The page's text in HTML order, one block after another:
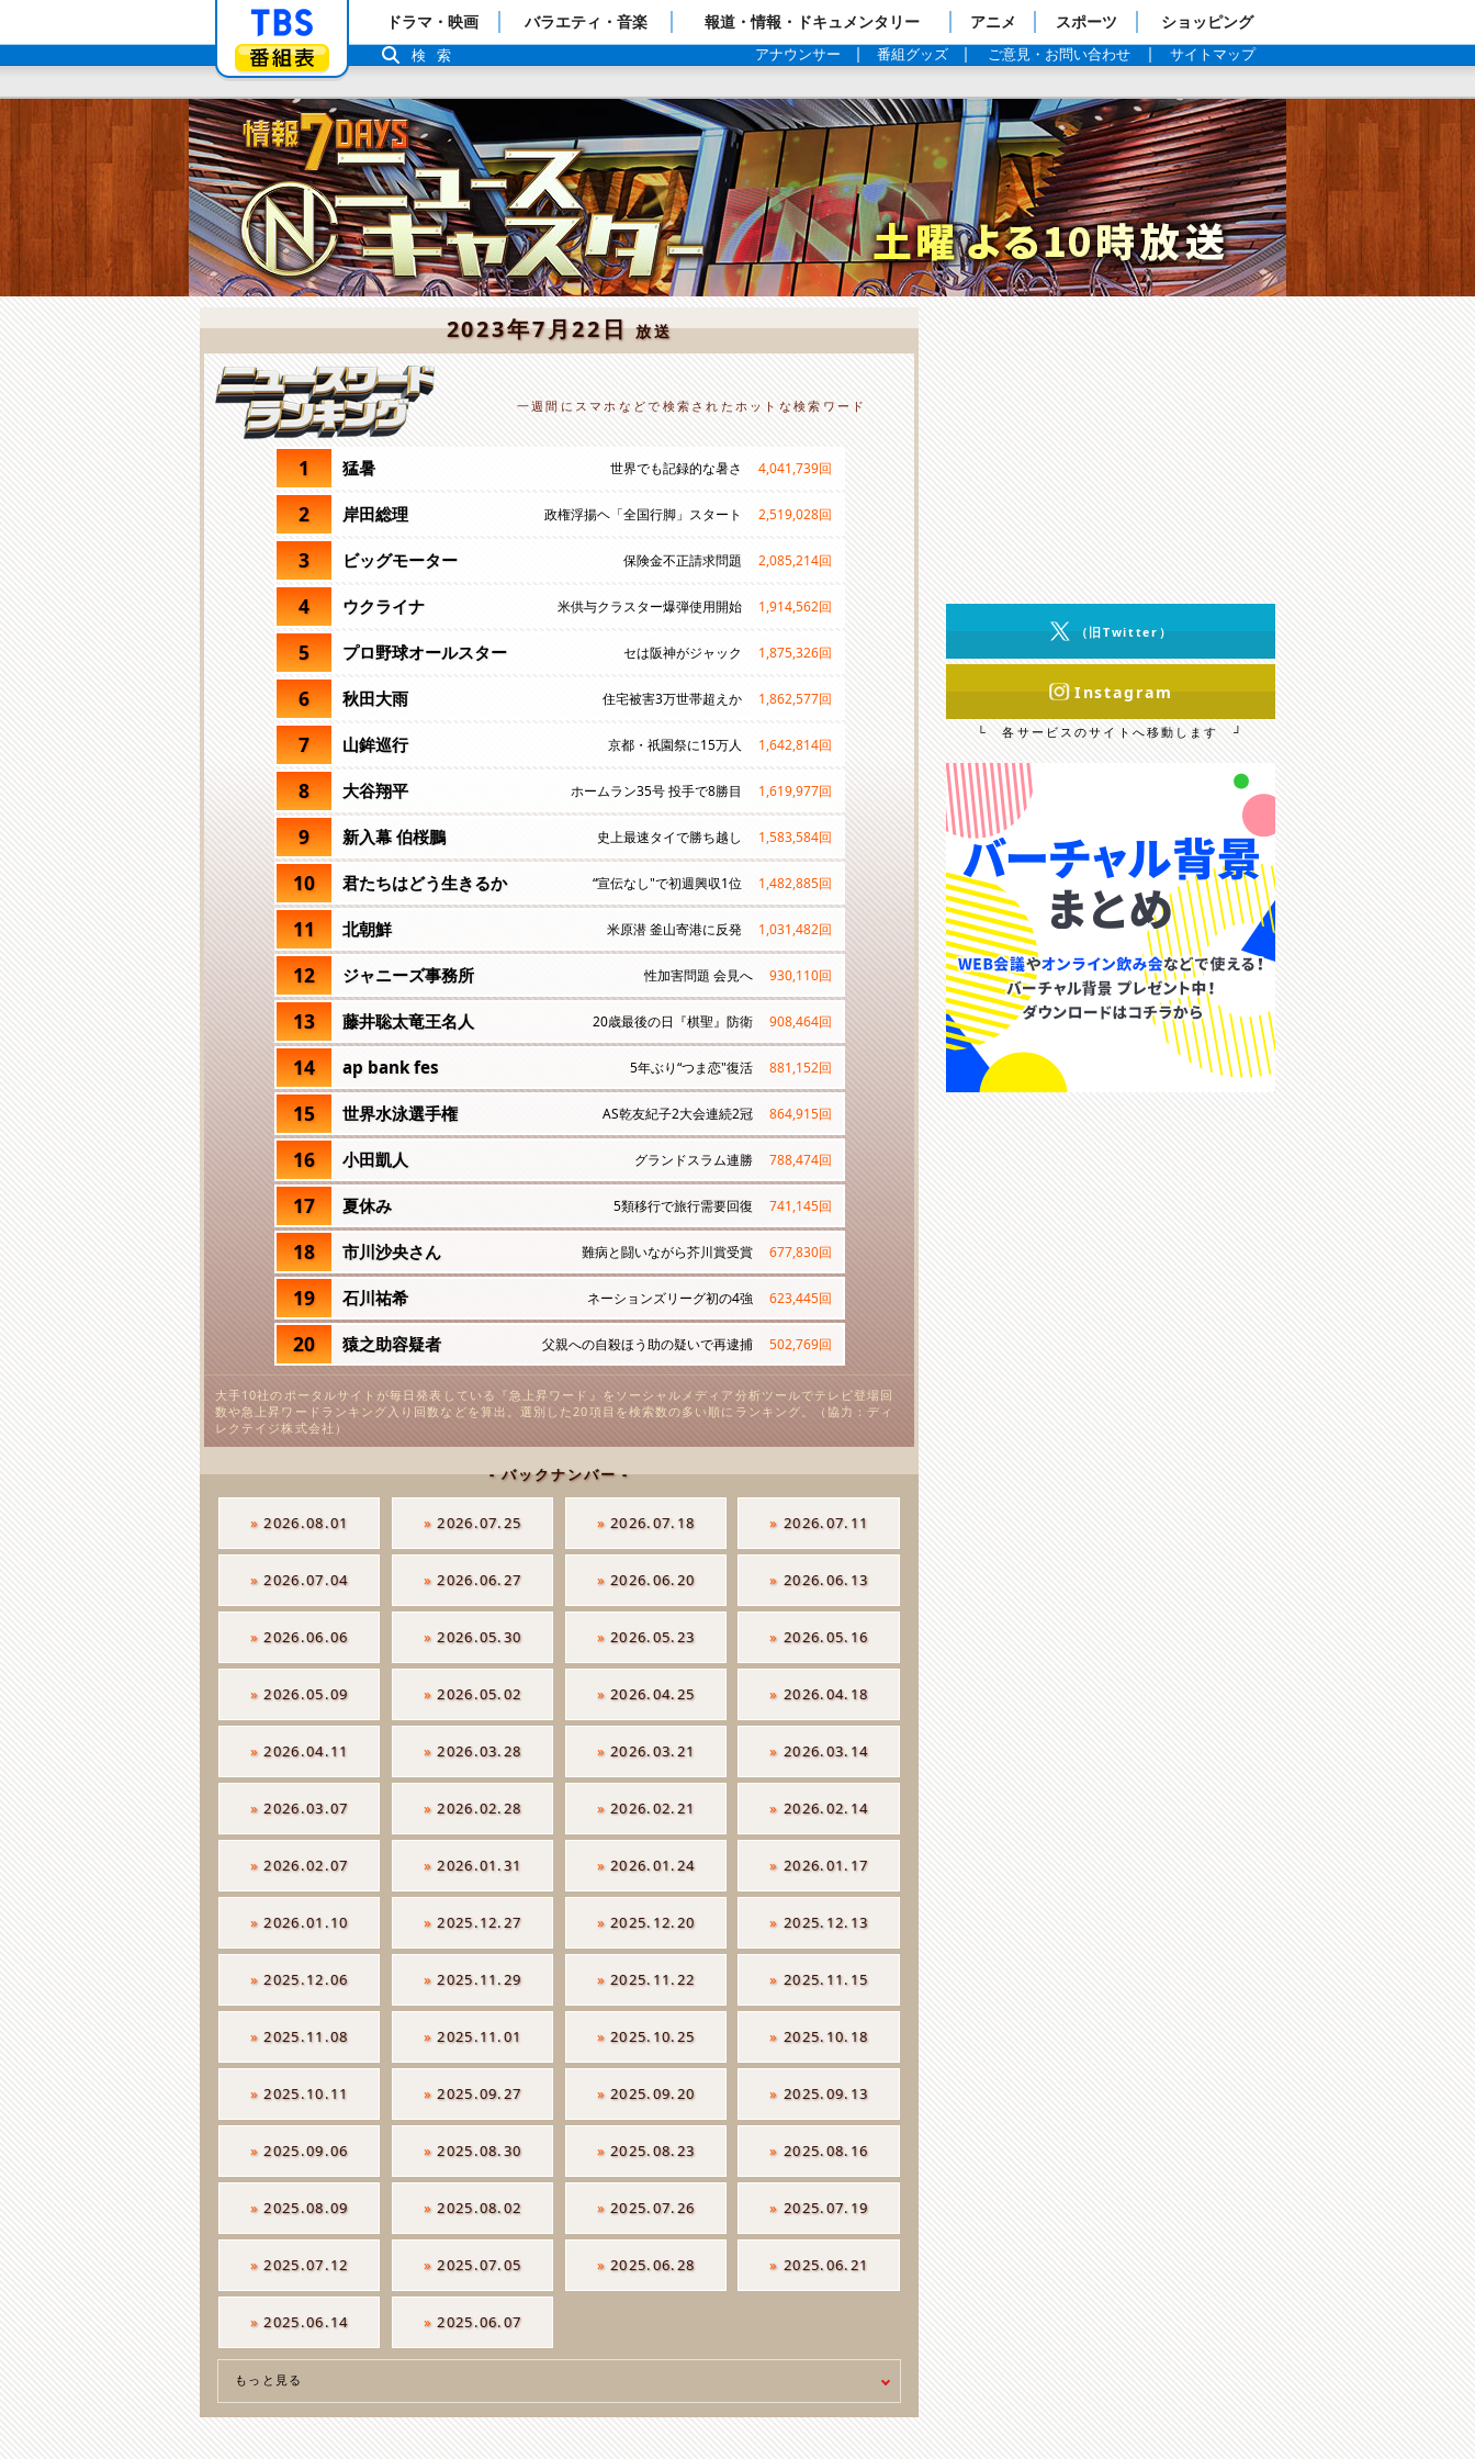
「TBSテレビ」トップページ
番組表
ドラマ・映画 バラエティ・音楽 報道・情報・ドキュメンタリー アニメ スポーツ ショッピング
アナウンサー 番組グッズ ご意見・お問い合わせ サイトマップ
検索
2023年7月22日放送
一週間にスマホなどで検索されたホットな検索ワード
1 猛暑 世界でも記録的な暑さ 4,041,739回
2 岸田総理 政権浮揚ヘ「全国行脚」スタート 2,519,028回
3 ビッグモーター 保険金不正請求問題 2,085,214回
4 ウクライナ 米供与クラスター爆弾使用開始 1,914,562回
5 プロ野球オールスター セは阪神がジャック 1,875,326回
6 秋田大雨 住宅被害3万世帯超えか 1,862,577回
7 山鉾巡行 京都・祇園祭に15万人 1,642,814回
8 大谷翔平 ホームラン35号 投手で8勝目 1,619,977回
9 新入幕 伯桜鵬 史上最速タイで勝ち越し 1,583,584回
10 君たちはどう生きるか “宣伝なし"で初週興収1位 1,482,885回
11 北朝鮮 米原潜 釜山寄港に反発 1,031,482回
12 ジャニーズ事務所 性加害問題 会見へ 930,110回
13 藤井聡太竜王名人 20歳最後の日『棋聖』防衛 908,464回
14 ap bank fes 5年ぶり“つま恋"復活 881,152回
15 世界水泳選手権 AS乾友紀子2大会連続2冠 864,915回
16 小田凱人 グランドスラム連勝 788,474回
17 夏休み 5類移行で旅行需要回復 741,145回
18 市川沙央さん 難病と闘いながら芥川賞受賞 677,830回
19 石川祐希 ネーションズリーグ初の4強 623,445回
20 猿之助容疑者 父親への自殺ほう助の疑いで再逮捕 502,769回
大手10社のポータルサイトが毎日発表している『急上昇ワード』をソーシャルメディア分析ツールでテレビ登場回
数や急上昇ワードランキング入り回数などを算出。選別した20項目を検索数の多い順にランキング。（協力：ディ
レクテイジ株式会社）
- バックナンバー -
»2026.08.01 »2026.07.25 »2026.07.18 »2026.07.11
»2026.07.04 »2026.06.27 »2026.06.20 »2026.06.13
»2026.06.06 »2026.05.30 »2026.05.23 »2026.05.16
»2026.05.09 »2026.05.02 »2026.04.25 »2026.04.18
»2026.04.11 »2026.03.28 »2026.03.21 »2026.03.14
»2026.03.07 »2026.02.28 »2026.02.21 »2026.02.14
»2026.02.07 »2026.01.31 »2026.01.24 »2026.01.17
»2026.01.10 »2025.12.27 »2025.12.20 »2025.12.13
»2025.12.06 »2025.11.29 »2025.11.22 »2025.11.15
»2025.11.08 »2025.11.01 »2025.10.25 »2025.10.18
»2025.10.11 »2025.09.27 »2025.09.20 »2025.09.13
»2025.09.06 »2025.08.30 »2025.08.23 »2025.08.16
»2025.08.09 »2025.08.02 »2025.07.26 »2025.07.19
»2025.07.12 »2025.07.05 »2025.06.28 »2025.06.21
»2025.06.14 »2025.06.07
もっと見る
（旧Twitter）
Instagram
└ 各サービスのサイトへ移動します ┘